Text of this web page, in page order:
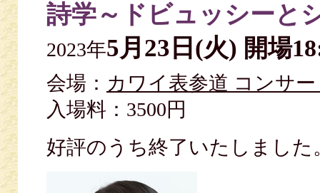
詩学～ドビュッシーと
2023年5月23日(火) 開場
会場： カワイ表参道 コンサ
入場料：3500円
好評のうち終了いたしまし